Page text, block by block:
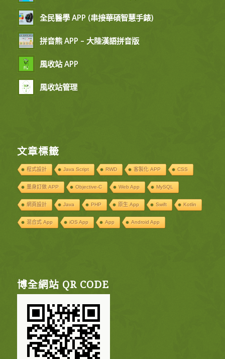
全民醫學 APP (串接華碩智慧手錶)
拼音熊 APP – 大陸漢語拼音版
風收站 APP
風收站管理
文章標籤
程式設計 Java Script RWD 客製化 APP CSS
量身訂做 APP Objective-C Web App MySQL
網頁設計 Java PHP 原生 App Swift Kotlin
混合式 App iOS App App Android App
博全網站 QR CODE